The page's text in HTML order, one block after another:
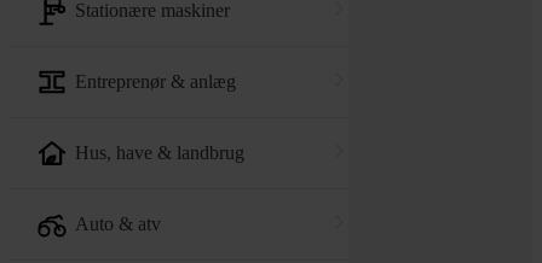
stationære maskiner
entreprenør & anlæg
hus, have & landbrug
auto & atv